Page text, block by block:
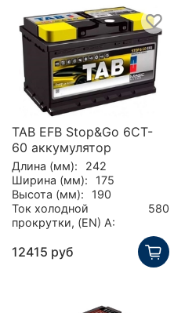
TAB EFB Stop&Go 6CT-
60 аккумулятор
Длина (мм):
242
Ширина (мм):
175
Высота (мм):
190
Ток холодной
прокрутки, (EN) А:
580
12415 руб